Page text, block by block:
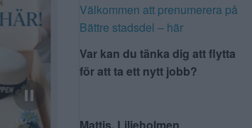
Välkommen att prenumerera på
Bättre stadsdel – här
Var kan du tänka dig att flytta
för att ta ett nytt jobb?
Mattis, Liljeholmen